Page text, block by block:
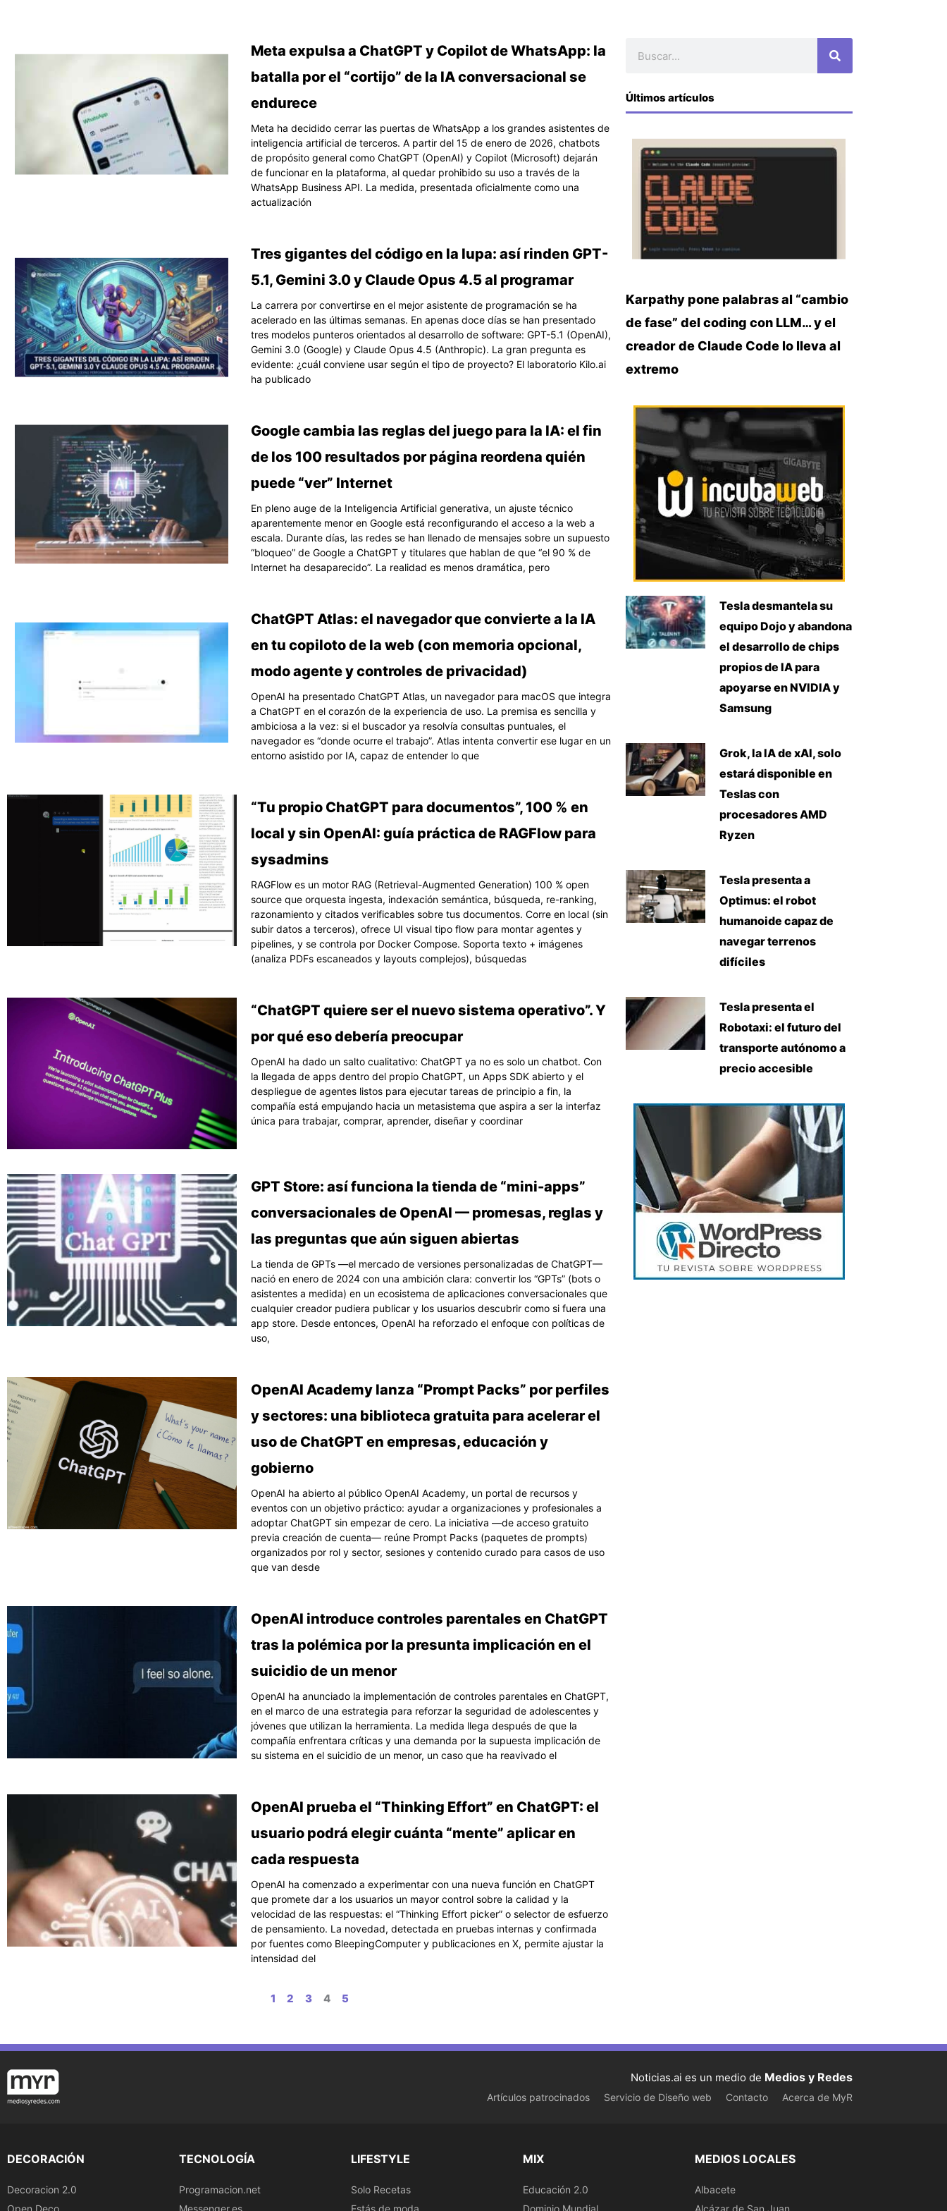
Meta expulsa a ChatGPT y Copilot de WhatsApp: la
batalla por el “cortijo” de la IA conversacional se
endurece
Meta ha decidido cerrar las puertas de WhatsApp a los grandes asistentes de
inteligencia artificial de terceros. A partir del 15 de enero de 2026, chatbots
de propósito general como ChatGPT (OpenAI) y Copilot (Microsoft) dejarán
de funcionar en la plataforma, al quedar prohibido su uso a través de la
WhatsApp Business API. La medida, presentada oficialmente como una
actualización
Tres gigantes del código en la lupa: así rinden GPT-
5.1, Gemini 3.0 y Claude Opus 4.5 al programar
La carrera por convertirse en el mejor asistente de programación se ha
acelerado en las últimas semanas. En apenas doce días se han presentado
tres modelos punteros orientados al desarrollo de software: GPT-5.1 (OpenAI),
Gemini 3.0 (Google) y Claude Opus 4.5 (Anthropic). La gran pregunta es
evidente: ¿cuál conviene usar según el tipo de proyecto? El laboratorio Kilo.ai
ha publicado
Google cambia las reglas del juego para la IA: el fin
de los 100 resultados por página reordena quién
puede “ver” Internet
En pleno auge de la Inteligencia Artificial generativa, un ajuste técnico
aparentemente menor en Google está reconfigurando el acceso a la web a
escala. Durante días, las redes se han llenado de mensajes sobre un supuesto
“bloqueo” de Google a ChatGPT y titulares que hablan de que “el 90 % de
Internet ha desaparecido”. La realidad es menos dramática, pero
ChatGPT Atlas: el navegador que convierte a la IA
en tu copiloto de la web (con memoria opcional,
modo agente y controles de privacidad)
OpenAI ha presentado ChatGPT Atlas, un navegador para macOS que integra
a ChatGPT en el corazón de la experiencia de uso. La premisa es sencilla y
ambiciosa a la vez: si el buscador ya resolvía consultas puntuales, el
navegador es “donde ocurre el trabajo”. Atlas intenta convertir ese lugar en un
entorno asistido por IA, capaz de entender lo que
“Tu propio ChatGPT para documentos”, 100 % en
local y sin OpenAI: guía práctica de RAGFlow para
sysadmins
RAGFlow es un motor RAG (Retrieval-Augmented Generation) 100 % open
source que orquesta ingesta, indexación semántica, búsqueda, re-ranking,
razonamiento y citados verificables sobre tus documentos. Corre en local (sin
subir datos a terceros), ofrece UI visual tipo flow para montar agentes y
pipelines, y se controla por Docker Compose. Soporta texto + imágenes
(analiza PDFs escaneados y layouts complejos), búsquedas
“ChatGPT quiere ser el nuevo sistema operativo”. Y
por qué eso debería preocupar
OpenAI ha dado un salto cualitativo: ChatGPT ya no es solo un chatbot. Con
la llegada de apps dentro del propio ChatGPT, un Apps SDK abierto y el
despliegue de agentes listos para ejecutar tareas de principio a fin, la
compañía está empujando hacia un metasistema que aspira a ser la interfaz
única para trabajar, comprar, aprender, diseñar y coordinar
GPT Store: así funciona la tienda de “mini-apps”
conversacionales de OpenAI — promesas, reglas y
las preguntas que aún siguen abiertas
La tienda de GPTs —el mercado de versiones personalizadas de ChatGPT—
nació en enero de 2024 con una ambición clara: convertir los “GPTs” (bots o
asistentes a medida) en un ecosistema de aplicaciones conversacionales que
cualquier creador pudiera publicar y los usuarios descubrir como si fuera una
app store. Desde entonces, OpenAI ha reforzado el enfoque con políticas de
uso,
OpenAI Academy lanza “Prompt Packs” por perfiles
y sectores: una biblioteca gratuita para acelerar el
uso de ChatGPT en empresas, educación y
gobierno
OpenAI ha abierto al público OpenAI Academy, un portal de recursos y
eventos con un objetivo práctico: ayudar a organizaciones y profesionales a
adoptar ChatGPT sin empezar de cero. La iniciativa —de acceso gratuito
previa creación de cuenta— reúne Prompt Packs (paquetes de prompts)
organizados por rol y sector, sesiones y contenido curado para casos de uso
que van desde
OpenAI introduce controles parentales en ChatGPT
tras la polémica por la presunta implicación en el
suicidio de un menor
OpenAI ha anunciado la implementación de controles parentales en ChatGPT,
en el marco de una estrategia para reforzar la seguridad de adolescentes y
jóvenes que utilizan la herramienta. La medida llega después de que la
compañía enfrentara críticas y una demanda por la supuesta implicación de
su sistema en el suicidio de un menor, un caso que ha reavivado el
OpenAI prueba el “Thinking Effort” en ChatGPT: el
usuario podrá elegir cuánta “mente” aplicar en
cada respuesta
OpenAI ha comenzado a experimentar con una nueva función en ChatGPT
que promete dar a los usuarios un mayor control sobre la calidad y la
velocidad de las respuestas: el “Thinking Effort picker” o selector de esfuerzo
de pensamiento. La novedad, detectada en pruebas internas y confirmada
por fuentes como BleepingComputer y publicaciones en X, permite ajustar la
intensidad del
Página
1
Página
2
Página
3
Página
4
Página
5
Últimos artículos
Karpathy pone palabras al “cambio
de fase” del coding con LLM… y el
creador de Claude Code lo lleva al
extremo
Tesla desmantela su
equipo Dojo y abandona
el desarrollo de chips
propios de IA para
apoyarse en NVIDIA y
Samsung
Grok, la IA de xAI, solo
estará disponible en
Teslas con
procesadores AMD
Ryzen
Tesla presenta a
Optimus: el robot
humanoide capaz de
navegar terrenos
difíciles
Tesla presenta el
Robotaxi: el futuro del
transporte autónomo a
precio accesible
Noticias.ai es un medio de Medios y Redes
Artículos patrocinados Servicio de Diseño web Contacto Acerca de MyR
DECORACIÓN
Decoracion 2.0
TECNOLOGÍA
Programacion.net
LIFESTYLE
Solo Recetas
MIX
Educación 2.0
MEDIOS LOCALES
Albacete